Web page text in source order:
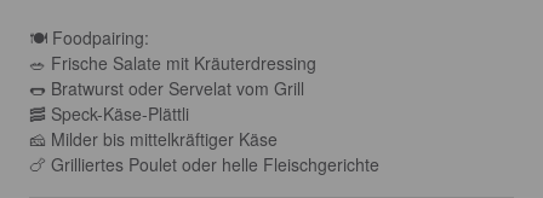
🍽 Foodpairing:
🥗 Frische Salate mit Kräuterdressing
🌭 Bratwurst oder Servelat vom Grill
🥓 Speck-Käse-Plättli
🧀 Milder bis mittelkräftiger Käse
🍗 Grilliertes Poulet oder helle Fleischgerichte